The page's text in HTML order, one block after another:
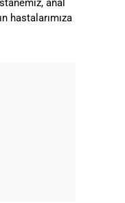
anal
hastalarımıza